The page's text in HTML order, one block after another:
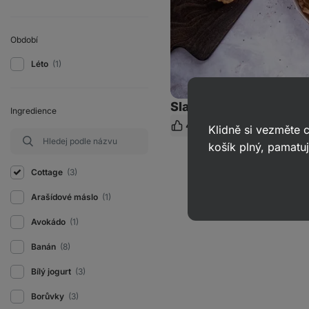
Období
Léto (1)
Ingredience
Cottage (3)
Arašídové máslo (1)
Avokádo (1)
Banán (8)
Bílý jogurt (3)
Borůvky (3)
Slané tuňákové muffiny
42 240 50 min.
Klidně si vezměte
košík plný,